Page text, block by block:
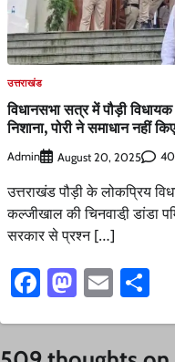
उत्तराखंड
विधानसभा सत्र में पौड़ी
निशाना, पोरी ने समाधान नहीं
Admin August 20, 2025
उत्तराखंड पौड़ी के लोकप्रिय
कल्जीखाल की चिनवाडी़ डांडा
सरकार से प्रश्न […]
Facebook
Email